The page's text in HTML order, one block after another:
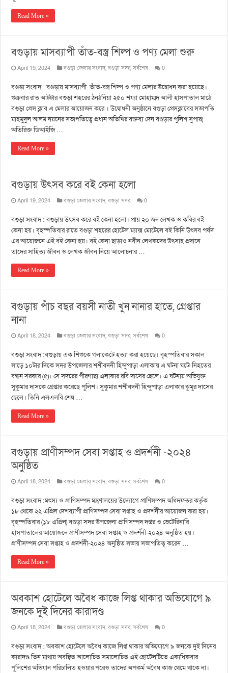
Read More »
বগুড়ায় মাসব্যাপী তাঁত-বস্ত্র শিল্প ও পণ্য মেলা শুরু
April 19, 2024 বগুড়া জেলার সংবাদ,বগুড়া সদর,সর্বশেষ 0
বগুড়া সংবাদ : বগুড়ায় মাসব্যাপী তাঁত-বস্ত্র শিল্প ও পণ্য মেলার উদ্বোধন করা হয়েছে।
শুক্রবার রাত আটটার বগুড়া শহরের ঠনঠনিয়া ২৫০ শয্যা মোহাম্মদ আলী হাসপাতাল মাঠে
বগুড়া প্রেস ক্লাব এ মেলার আয়োজন করে । উদ্বোধনী অনুষ্ঠানে বগুড়া প্রেসক্লাবের সভাপতি
মাহমুদুল আলম নয়নের সভাপতিত্বে প্রধান অতিথির বক্তব্য দেন বগুড়ার পুলিশ সুপার(
অতিরিক্ত ডিআইজি …
Read More »
বগুড়ায় উৎসব করে বই কেনা হলো
April 19, 2024 বগুড়া জেলার সংবাদ,বগুড়া সদর 0
বগুড়া সংবাদ : বগুড়ায় উৎসব করে বই কেনা হলো। প্রায় ২০ জন লেখক ও কবির বই
কেনা হয়। বৃহস্পতিবার রাতে বগুড়া শহরের হোটেল ম্যাক্স মোটেলে বই কিনি উৎসব পর্ষদ
এর আয়োজনে এই বই কেনা হয়। বই কেনা ছাড়াও নবীন লেখকদের উৎসাহ প্রদানে
তাদের সাহিত্য জীবন ও লেখক জীবন নিয়ে আলোচনার …
Read More »
বগুড়ায় পাঁচ বছর বয়সী নাতী খুন নানার হাতে, গ্রেপ্তার
নানা
April 18, 2024 বগুড়া জেলার সংবাদ,বগুড়া সদর,সর্বশেষ 0
বগুড়া সংবাদ :বগুড়ায় এক শিশুকে গলাকেটে হত্যা করা হয়েছে। বৃহস্পতিবার সকাল
সাড়ে ১০টার দিকে সদর উপজেলার শশীবদনী হিন্দুপাড়া এলাকায় এ ঘটনা ঘটে৷ নিহতের
বন্ধন সরকার (৫)। সে সদরের পীরগাছা এলাকার রবি দাসের ছেলে। এ ঘটনায় অভিযুক্ত
সুকুমার দাসকে গ্রেপ্তার করেছে পুলিশ। সুকুমার শশীবদনী হিন্দুপাড়া এলাকার ঝুমুর দাসের
ছেলে। তিনি এলএলবি শেষ …
Read More »
বগুড়ায় প্রাণীসম্পদ সেবা সপ্তাহ ও প্রদর্শনী -২০২৪
অনুষ্ঠিত
April 18, 2024 বগুড়া জেলার সংবাদ,বগুড়া সদর,সর্বশেষ 0
বগুড়া সংবাদ :মৎস্য ও প্রাণিসম্পদ মন্ত্রণালয়ের উদ্যোগে প্রাণিসম্পদ অধিদফতর কর্তৃক
১৮ থেকে ২২ এপ্রিল দেশব্যাপী প্রাণিসম্পদ সেবা সপ্তাহ ও প্রদর্শনীর আয়োজন করা হয়।
বৃহস্পতিবার (১৮ এপ্রিল) বগুড়া সদর উপজেলা প্রাণিসম্পদ দপ্তর ও ভেটেরিনারি
হাসপাতালের আয়োজনে প্রাণীসম্পদ সেবা সপ্তাহ ও প্রদর্শনী-২০২৪ অনুষ্ঠিত হয়।
প্রাণীসম্পদ সেবা সপ্তাহ ও প্রদর্শনী-২০২৪ অনুষ্ঠিত সভায় সভাপতিত্ব করেন …
Read More »
অবকাশ হোটেলে অবৈধ কাজে লিপ্ত থাকার অভিযোগে ৯
জনকে দুই দিনের কারাদণ্ড
April 18, 2024 বগুড়া জেলার সংবাদ,বগুড়া সদর,সর্বশেষ 0
বগুড়া সংবাদ : অবকাশ হোটেলে অবৈধ কাজে লিপ্ত থাকার অভিযোগে ৯ জনকে দুই দিনের
কারাদণ্ড তিন মাথায় অবস্থিত আলোচিত সমালোচিত এই হোটেলটিতে একাধিকবার
পুলিশের অভিযান পরিচালিত হওয়ার পরেও তাদের অপকর্ম অবৈধ কাজ থেমে থাকে না।